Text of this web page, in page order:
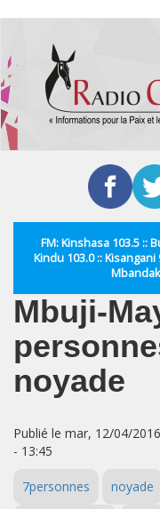
contenu
principal
FM: Kinshasa 103.5 ::
Kindu 103.0 ::
Mbuji-
noyade
Publié le mar, 12/04/
- 13:45
7personnes noyade